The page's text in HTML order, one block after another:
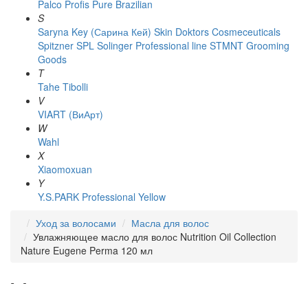
Palco Profis Pure Brazilian
S
Saryna Key (Сарина Кей) Skin Doktors Cosmeceuticals
Spitzner SPL Solinger Professional line STMNT Grooming
Goods
T
Tahe Tibolli
V
VIART (ВиАрт)
W
Wahl
X
Xiaomoxuan
Y
Y.S.PARK Professional Yellow
Уход за волосами
Масла для волос
Увлажняющее масло для волос Nutrition Oil Collection
Nature Eugene Perma 120 мл